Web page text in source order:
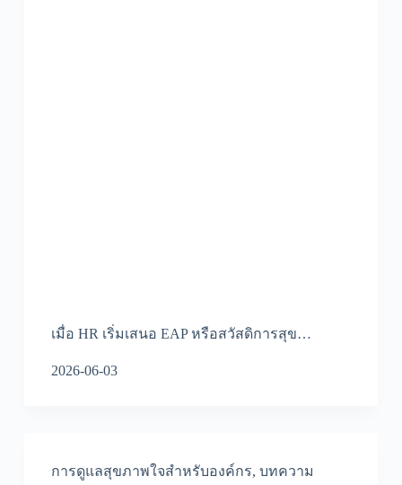
เมื่อ HR เริ่มเสนอ EAP หรือสวัสดิการสุข…
2026-06-03
การดูแลสุขภาพใจสำหรับองค์กร, บทความ